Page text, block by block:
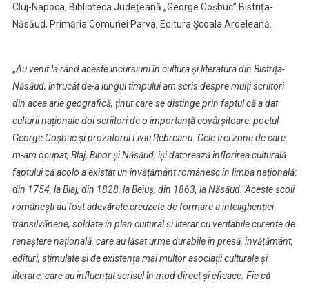
Cluj-Napoca, Biblioteca Județeană „George Coșbuc” Bistrița-
Năsăud, Primăria Comunei Parva, Editura Școala Ardeleană.
„Au venit la rând aceste incursiuni în cultura și literatura din Bistrița-
Năsăud, întrucât de-a lungul timpului am scris despre mulți scriitori
din acea arie geografică, ținut care se distinge prin faptul că a dat
culturii naționale doi scriitori de o importanță covârșitoare: poetul
George Coșbuc și prozatorul Liviu Rebreanu. Cele trei zone de care
m-am ocupat, Blaj, Bihor și Năsăud, își datorează înflorirea culturală
faptului că acolo a existat un învățământ românesc în limba națională:
din 1754, la Blaj, din 1828, la Beiuș, din 1863, la Năsăud. Aceste școli
românești au fost adevărate creuzete de formare a intelighenției
transilvănene, soldate în plan cultural și literar cu veritabile curente de
renaștere națională, care au lăsat urme durabile în presă, învățământ,
edituri, stimulate și de existența mai multor asociații culturale și
literare, care au influențat scrisul în mod direct și eficace. Fie că